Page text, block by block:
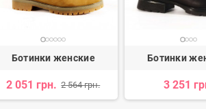
Ботинки женские
2 051 грн. 2 564 грн.
Ботинки
3 251